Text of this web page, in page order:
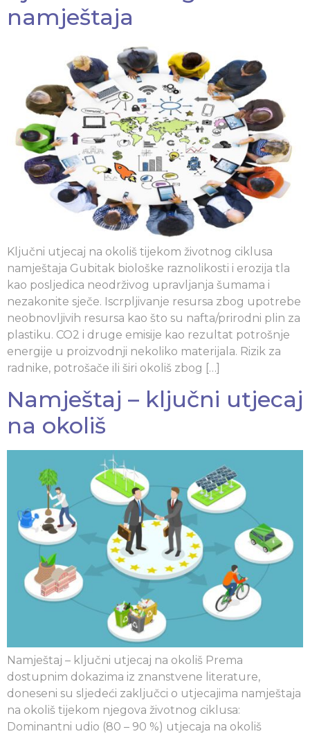
namještaja
Ključni utjecaj na okoliš tijekom životnog ciklusa
namještaja Gubitak biološke raznolikosti i erozija tla
kao posljedica neodrživog upravljanja šumama i
nezakonite sječe. Iscrpljivanje resursa zbog upotrebe
neobnovljivih resursa kao što su nafta/prirodni plin za
plastiku. CO2 i druge emisije kao rezultat potrošnje
energije u proizvodnji nekoliko materijala. Rizik za
radnike, potrošače ili širi okoliš zbog […]
Namještaj – ključni utjecaj
na okoliš
Namještaj – ključni utjecaj na okoliš Prema
dostupnim dokazima iz znanstvene literature,
doneseni su sljedeći zaključci o utjecajima namještaja
na okoliš tijekom njegova životnog ciklusa:
Dominantni udio (80 – 90 %) utjecaja na okoliš